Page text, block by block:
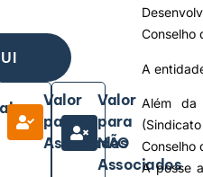
Valor
para
Associados
Valor
para
NÃO
Associados
Conselho
A
Além da
Conselho
A posse